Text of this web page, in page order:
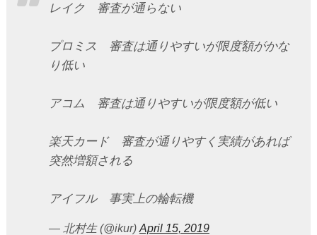
レイク 審査が通らない
プロミス 審査は通りやすいが限度額がかな
り低い
アコム 審査は通りやすいが限度額が低い
楽天カード 審査が通りやすく実績があれば
突然増額される
アイフル 事実上の輪転機
— 北村生 (@ikur) April 15, 2019